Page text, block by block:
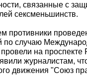
связанные с
сексменьшинств.
противники
по случаю
на проспекте
журналистам,
движения "Союз